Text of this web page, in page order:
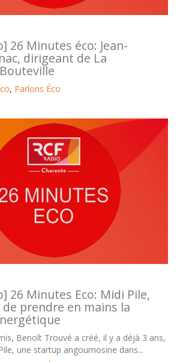
26 Minutes éco: Jean-
dirigeant de La
, Parlons Éco
26 Minutes Eco: Midi Pile,
de prendre en mains la
Benoît Trouvé a créé, il y a déjà 3 ans,
une startup angoumosine dans...